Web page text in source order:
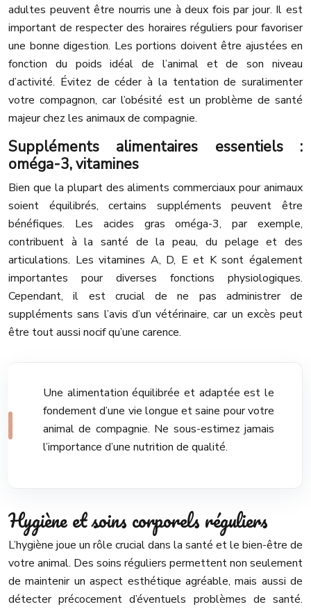
adultes peuvent être nourris une à deux fois par jour. Il est
important de respecter des horaires réguliers pour favoriser
une bonne digestion. Les portions doivent être ajustées en
fonction du poids idéal de l’animal et de son niveau
d’activité. Évitez de céder à la tentation de suralimenter
votre compagnon, car l’obésité est un problème de santé
majeur chez les animaux de compagnie.
Suppléments alimentaires essentiels :
oméga-3, vitamines
Bien que la plupart des aliments commerciaux pour animaux
soient équilibrés, certains suppléments peuvent être
bénéfiques. Les acides gras oméga-3, par exemple,
contribuent à la santé de la peau, du pelage et des
articulations. Les vitamines A, D, E et K sont également
importantes pour diverses fonctions physiologiques.
Cependant, il est crucial de ne pas administrer de
suppléments sans l’avis d’un vétérinaire, car un excès peut
être tout aussi nocif qu’une carence.
Une alimentation équilibrée et adaptée est le
fondement d’une vie longue et saine pour votre
animal de compagnie. Ne sous-estimez jamais
l’importance d’une nutrition de qualité.
Hygiène et soins corporels réguliers
L’hygiène joue un rôle crucial dans la santé et le bien-être de
votre animal. Des soins réguliers permettent non seulement
de maintenir un aspect esthétique agréable, mais aussi de
détecter précocement d’éventuels problèmes de santé.